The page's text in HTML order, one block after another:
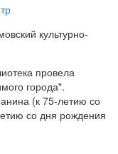
культурно-
провела
города".
(к 75-летию со
со дня рождения